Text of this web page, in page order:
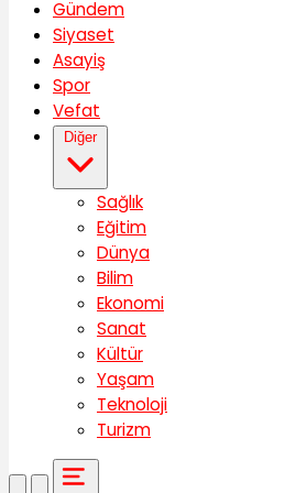
Gündem
Siyaset
Asayiş
Spor
Vefat
Diğer
Sağlık
Eğitim
Dünya
Bilim
Ekonomi
Sanat
Kültür
Yaşam
Teknoloji
Turizm